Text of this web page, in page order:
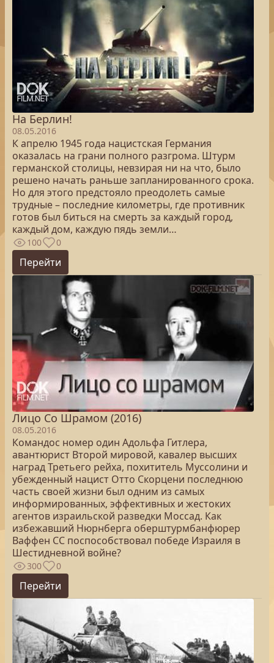
На Берлин!
08.05.2016
К апрелю 1945 года нацистская Германия
оказалась на грани полного разгрома. Штурм
германской столицы, невзирая ни на что, было
решено начать раньше запланированного срока.
Но для этого предстояло преодолеть самые
трудные – последние километры, где противник
готов был биться на смерть за каждый город,
каждый дом, каждую пядь земли…
100 0
Перейти
Лицо Со Шрамом (2016)
08.05.2016
Командос номер один Адольфа Гитлера,
авантюрист Второй мировой, кавалер высших
наград Третьего рейха, похититель Муссолини и
убежденный нацист Отто Скорцени последнюю
часть своей жизни был одним из самых
информированных, эффективных и жестоких
агентов израильской разведки Моссад. Как
избежавший Нюрнберга оберштурмбанфюрер
Ваффен СС поспособствовал победе Израиля в
Шестидневной войне?
300 0
Перейти